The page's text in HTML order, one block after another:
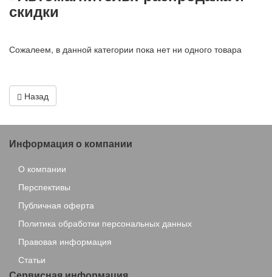
скидки
Сожалеем, в данной категории пока нет ни одного товара
Назад
Информация о компании
О компании
Перспективы
Публичная оферта
Политика обработки персональных данных
Правовая информация
Статьи